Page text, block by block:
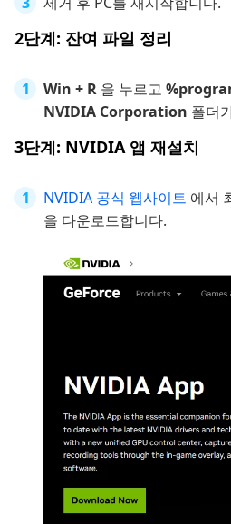
2단계: 잔여 파일 정리
Win + R 을 누르고
NVIDIA Corporation 폴더
3단계: NVIDIA 앱 재설치
NVIDIA 공식 웹사이트 에서
을 다운로드합니다.